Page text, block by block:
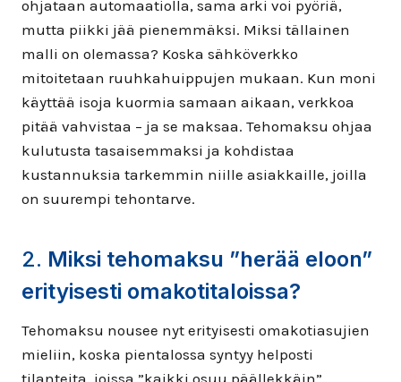
ohjataan automaatiolla, sama arki voi pyöriä,
mutta piikki jää pienemmäksi. Miksi tällainen
malli on olemassa? Koska sähköverkko
mitoitetaan ruuhkahuippujen mukaan. Kun moni
käyttää isoja kuormia samaan aikaan, verkkoa
pitää vahvistaa – ja se maksaa. Tehomaksu ohjaa
kulutusta tasaisemmaksi ja kohdistaa
kustannuksia tarkemmin niille asiakkaille, joilla
on suurempi tehontarve.
2. Miksi tehomaksu ”herää eloon”
erityisesti omakotitaloissa?
Tehomaksu nousee nyt erityisesti omakotiasujien
mieliin, koska pientalossa syntyy helposti